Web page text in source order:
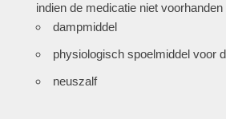
indien de medicatie niet voorhanden
dampmiddel
physiologisch spoelmiddel voor
neuszalf